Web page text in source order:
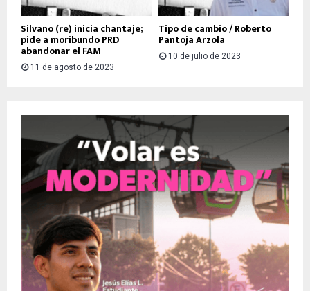
Silvano (re) inicia chantaje;
pide a moribundo PRD
abandonar el FAM
11 de agosto de 2023
Tipo de cambio / Roberto
Pantoja Arzola
10 de julio de 2023